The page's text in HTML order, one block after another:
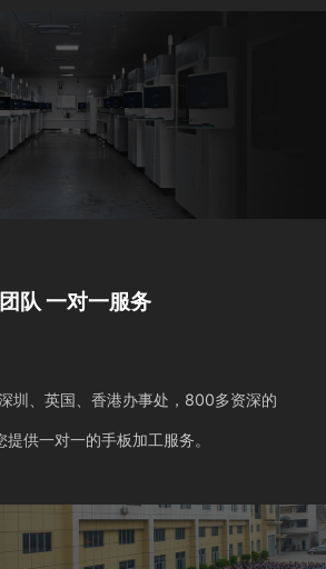
队 一对一服务
圳、英国、香港办事处，800多资深的
供一对一的手板加工服务。